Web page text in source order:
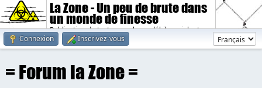
La Zone - Un peu de brute dans
un monde de finesse
Publication de textes sombres, débiles, violents.
Connexion
Inscrivez-vous